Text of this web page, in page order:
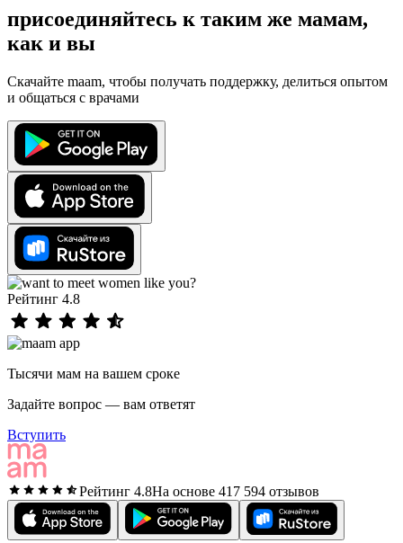
присоединяйтесь к таким же мамам,
как и вы
Скачайте maam, чтобы получать поддержку, делиться опытом
и общаться с врачами
Рейтинг 4.8
Тысячи мам на вашем сроке
Задайте вопрос — вам ответят
Вступить
Рейтинг 4.8На основе 417 594 отзывов